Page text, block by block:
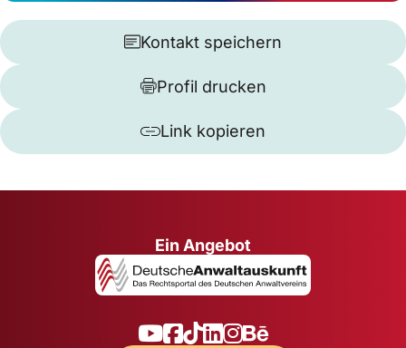
Kontakt speichern
Profil drucken
Link kopieren
Ein Angebot